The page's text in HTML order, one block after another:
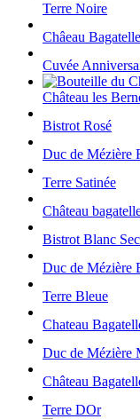
Terre Noire
Châeau
Cuvée
Château les
Bistrot Rosé
Duc de Mézière
Terre Satinée
Château
Bistrot Blanc Sec
Duc de Mézière
Terre Bleue
Chateau
Duc de Mézière
Château
Terre DOr